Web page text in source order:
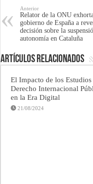
Anterior
Relator de la ONU
gobierno de España a
decisión sobre la
autonomía en Cataluña
Artículos Relacionados
El Impacto de los Estudios
Derecho Internacional
en la Era Digital
21/08/2024